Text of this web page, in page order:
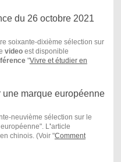
du 26 octobre 2021
soixante-dixième sélection sur
videoest disponible
"Vivre et étudier en
marque européenne
neuvième sélection sur le
L'article
chinois. (Voir "Comment